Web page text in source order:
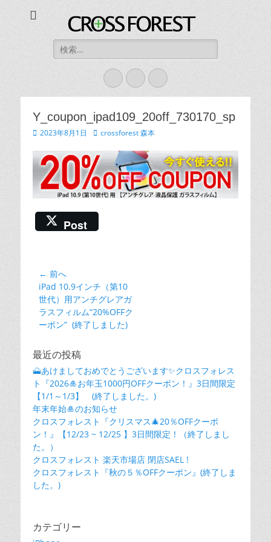
CROSS FOREST
デジタルとアナログの素敵な融合を
検
索:
TwitterInstagram
買
い
物
カ
ゴ
Y_coupon_ipad109_20off_730170_sp
投 2023年8月1日
投
者
crossforest 森本
Post
投
稿
ナ
ビ
ー
シ
ョ
ン
← 前へ
前
の
投
稿:
iPad 10.9インチ（第10
世代）用アンチグレアガ
ラスフィルム“20%OFFク
ーポン” (終了しました)
最近の投稿
🗻あけましておめでとうございます✨クロスフォレス
ト『2026🎍お年玉1000円OFFクーポン！』3日間限定
【1/1～1/3】 (終了しました。)
年末年始🎍のお知らせ
クロスフォレスト『クリスマス🎄20％OFFクーポ
ン！』【12/23 ~ 12/25 】3日間限定！（終了しまし
た。）
クロスフォレスト 楽天市場店 閉店SAEL !
クロスフォレスト『秋の５％OFFクーポン』(終了しま
した。)
カテゴリー